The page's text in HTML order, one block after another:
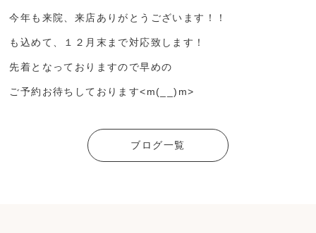
今年も来院、来店ありがとうございます！！
も込めて、１２月末まで対応致します！
先着となっておりますので早めの
ご予約お待ちしております<m(__)m>
ブログ一覧